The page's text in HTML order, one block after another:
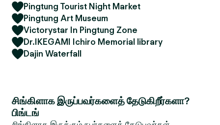
Pingtung Tourist Night Market
Pingtung Art Museum
Victorystar In Pingtung Zone
Dr.IKEGAMI Ichiro Memorial library
Dajin Waterfall
சிங்கிளாக இருப்பவர்களைத் தேடுகிறீர்களா?
பிங்டங்